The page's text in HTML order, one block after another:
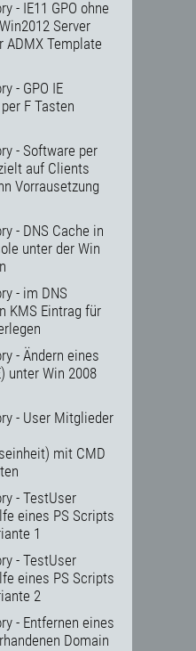
- IE11 GPO ohne
Server
ADMX Template
- GPO IE
F Tasten
- Software per
auf Clients
Vorrausetzung
- DNS Cache in
unter der Win
- im DNS
KMS Eintrag für
- Ändern eines
unter Win 2008
- User Mitglieder
mit CMD
- TestUser
eines PS Scripts
1
- TestUser
eines PS Scripts
2
- Entfernen eines
Domain